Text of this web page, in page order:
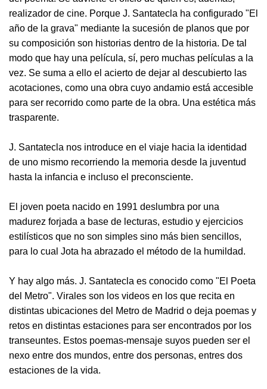
realizador de cine. Porque J. Santatecla ha configurado "El
año de la grava" mediante la sucesión de planos que por
su composición son historias dentro de la historia. De tal
modo que hay una película, sí, pero muchas películas a la
vez. Se suma a ello el acierto de dejar al descubierto las
acotaciones, como una obra cuyo andamio está accesible
para ser recorrido como parte de la obra. Una estética más
trasparente.
J. Santatecla nos introduce en el viaje hacia la identidad
de uno mismo recorriendo la memoria desde la juventud
hasta la infancia e incluso el preconsciente.
El joven poeta nacido en 1991 deslumbra por una
madurez forjada a base de lecturas, estudio y ejercicios
estilísticos que no son simples sino más bien sencillos,
para lo cual Jota ha abrazado el método de la humildad.
Y hay algo más. J. Santatecla es conocido como "El Poeta
del Metro". Virales son los videos en los que recita en
distintas ubicaciones del Metro de Madrid o deja poemas y
retos en distintas estaciones para ser encontrados por los
transeuntes. Estos poemas-mensaje suyos pueden ser el
nexo entre dos mundos, entre dos personas, entres dos
estaciones de la vida.